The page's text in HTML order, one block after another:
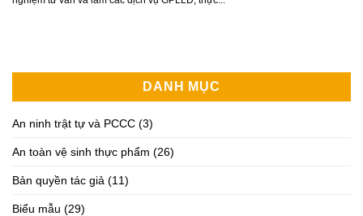
DANH MỤC
An ninh trật tự và PCCC (3)
An toàn vệ sinh thực phẩm (26)
Bản quyền tác giả (11)
Biểu mẫu (29)